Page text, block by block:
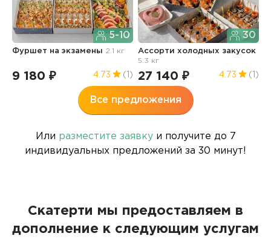
5-10
Фуршет на экзамены 2.1 кг
9 180 ₽ 4.73 (1)
30
Ассорти холодных закусок
5.3 кг
27 140 ₽ 4.73 (1)
Все предложения
Или разместите заявкуи получите до 7
индивидуальных предложений за 30 минут!
Скатерти мы предоставляем в
дополнение к следующим услугам